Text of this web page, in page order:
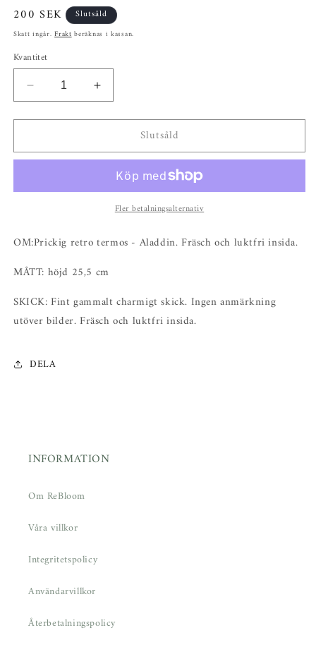
Ordinarie
pris
200 SEK Slutsåld
Skatt ingår.Fraktberäknas i kassan.
Kvantitet
Minska
kvantitet
för
retro
Aladdin
Öka
kvantitet
för
retro
Aladdin
Slutsåld
Fler betalningsalternativ
OM:Prickig retro termos - Aladdin. Fräsch och luktfri insida.
MÅTT: höjd 25,5 cm
SKICK: Fint gammalt charmigt skick. Ingen anmärkning
utöver bilder.Fräsch och luktfri insida.
DELA
INFORMATION
Om ReBloom
Våra villkor
Integritetspolicy
Användarvillkor
Återbetalningspolicy